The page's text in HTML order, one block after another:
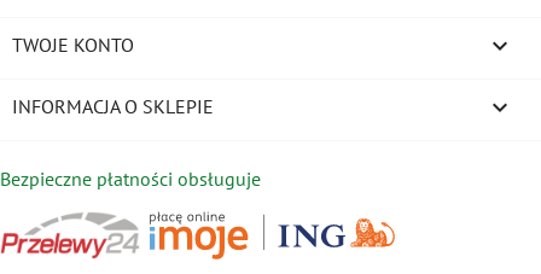
TWOJE KONTO 
INFORMACJA O SKLEPIE keyboard_arrow_down
Bezpieczne płatności obsługuje